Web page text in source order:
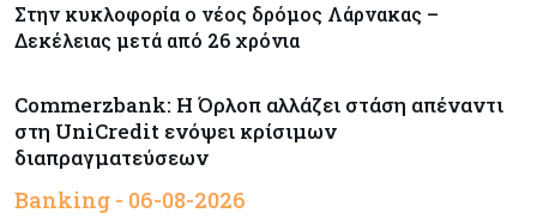
Στην κυκλοφορία ο νέος δρόμος Λάρνακας –
Δεκέλειας μετά από 26 χρόνια
Commerzbank: Η Όρλοπ αλλάζει στάση απέναντι
στη UniCredit ενόψει κρίσιμων
διαπραγματεύσεων
Banking - 06-08-2026